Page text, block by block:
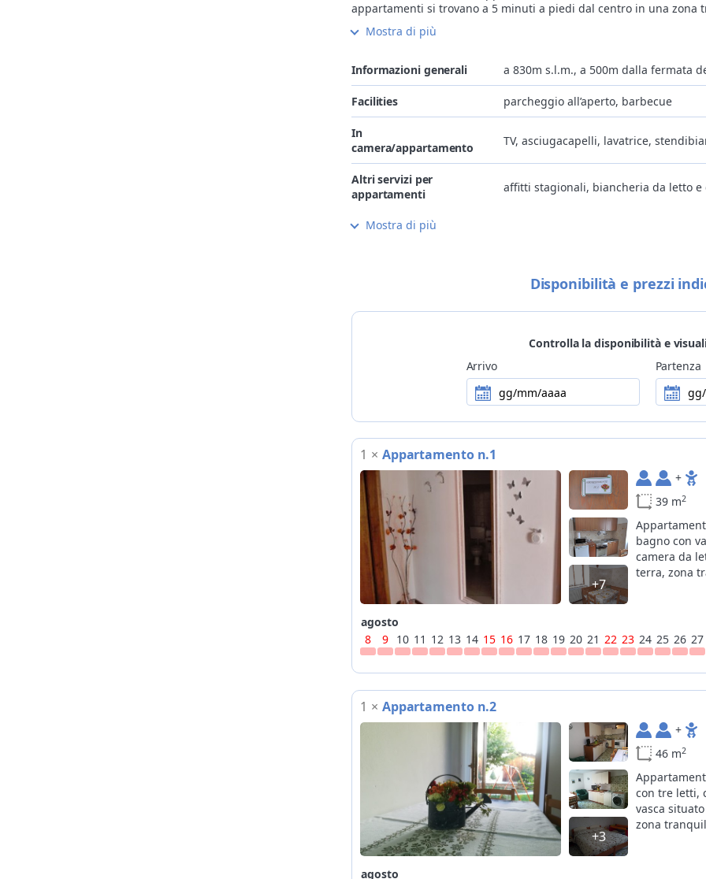
appartamenti si trovano a 5 minuti a piedi dal centro in una zona
Tutti gli appartamenti sono dotati di stoviglie, tv, doccia o vasca
da dove si gode una vista fantastica di gran parte dell’altopiano
fasciatoio e seggiolino da tavolo).
In giardino è possibile usare un barbecue per delle appetitose
Sono ammessi animali di piccola taglia abituati a vivere in
Come in tutto il comune da anni si effettuala raccolta
di un angolo comune dove poter differenziare i rifiuti.
Mostra di più
Informazioni generali a 830m s.l.m., a 500m dalla fermata
Facilities parcheggio all’aperto, barbecue
In
camera/appartamento
TV, asciugacapelli, lavatrice,
Altri servizi per
appartamenti
affitti stagionali, biancheria da letto e
Bambini
non si accettano carte di pagamento
Bike
piste da sci più vicine a 7km
Mostra di più
Disponibilità e prezzi
Controlla la disponibilità e
Arrivo
gg/mm/aaaa
Partenza
1 × Appartamento n.1
+
39 m2
bagno con
camera da
terra, zona
+7
agosto
8
9 10 11 12 13 14 15 16 17 18 19 20 21 22 23 24 25 26 27
1 × Appartamento n.2
+
46 m2
con tre letti,
vasca
zona
+3
agosto